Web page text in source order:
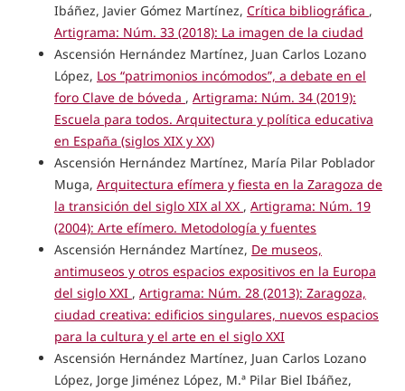
Ibáñez, Javier Gómez Martínez, Crítica bibliográfica ,
Artigrama: Núm. 33 (2018): La imagen de la ciudad
Ascensión Hernández Martínez, Juan Carlos Lozano
López, Los “patrimonios incómodos”, a debate en el
foro Clave de bóveda , Artigrama: Núm. 34 (2019):
Escuela para todos. Arquitectura y política educativa
en España (siglos XIX y XX)
Ascensión Hernández Martínez, María Pilar Poblador
Muga, Arquitectura efímera y fiesta en la Zaragoza de
la transición del siglo XIX al XX , Artigrama: Núm. 19
(2004): Arte efímero. Metodología y fuentes
Ascensión Hernández Martínez, De museos,
antimuseos y otros espacios expositivos en la Europa
del siglo XXI , Artigrama: Núm. 28 (2013): Zaragoza,
ciudad creativa: edificios singulares, nuevos espacios
para la cultura y el arte en el siglo XXI
Ascensión Hernández Martínez, Juan Carlos Lozano
López, Jorge Jiménez López, M.ª Pilar Biel Ibáñez,